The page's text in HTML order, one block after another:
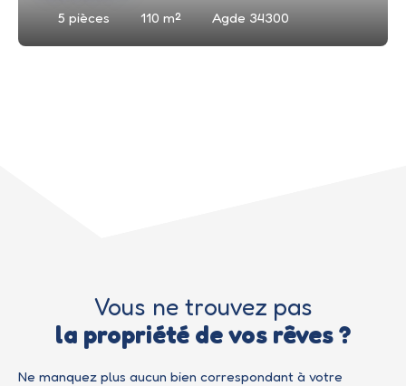
5 pièces 110 m² Agde 34300
Vous ne trouvez pas
la propriété de vos rêves ?
Ne manquez plus aucun bien correspondant à votre